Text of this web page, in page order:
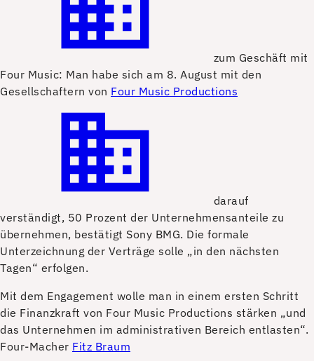
zum Geschäft mit
Four Music: Man habe sich am 8. August mit den
Gesellschaftern von Four Music Productions
darauf
verständigt, 50 Prozent der Unternehmensanteile zu
übernehmen, bestätigt Sony BMG. Die formale
Unterzeichnung der Verträge solle „in den nächsten
Tagen“ erfolgen.
Mit dem Engagement wolle man in einem ersten Schritt
die Finanzkraft von Four Music Productions stärken „und
das Unternehmen im administrativen Bereich entlasten“.
Four-Macher Fitz Braum